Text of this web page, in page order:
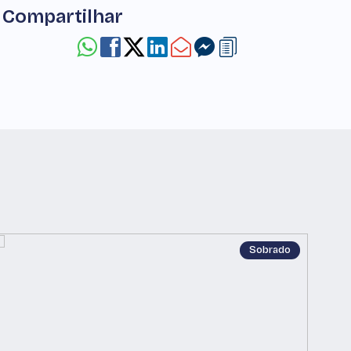
Compartilhar
Sobrado